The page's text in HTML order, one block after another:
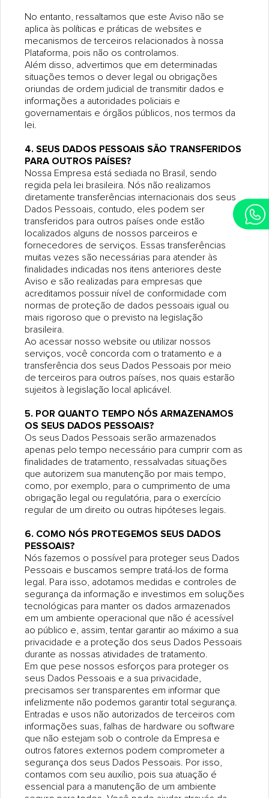
No entanto, ressaltamos que este Aviso não se
aplica às políticas e práticas de websites e
mecanismos de terceiros relacionados à nossa
Plataforma, pois não os controlamos.
Além disso, advertimos que em determinadas
situações temos o dever legal ou obrigações
oriundas de ordem judicial de transmitir dados e
informações a autoridades policiais e
governamentais e órgãos públicos, nos termos da
lei.
4. SEUS DADOS PESSOAIS SÃO TRANSFERIDOS
PARA OUTROS PAÍSES?
Nossa Empresa está sediada no Brasil, sendo
regida pela lei brasileira. Nós não realizamos
diretamente transferências internacionais dos seus
Dados Pessoais, contudo, eles podem ser
transferidos para outros países onde estão
localizados alguns de nossos parceiros e
fornecedores de serviços. Essas transferências
muitas vezes são necessárias para atender às
finalidades indicadas nos itens anteriores deste
Aviso e são realizadas para empresas que
acreditamos possuir nível de conformidade com
normas de proteção de dados pessoais igual ou
mais rigoroso que o previsto na legislação
brasileira.
Ao acessar nosso website ou utilizar nossos
serviços, você concorda com o tratamento e a
transferência dos seus Dados Pessoais por meio
de terceiros para outros países, nos quais estarão
sujeitos à legislação local aplicável.
5. POR QUANTO TEMPO NÓS ARMAZENAMOS
OS SEUS DADOS PESSOAIS?
Os seus Dados Pessoais serão armazenados
apenas pelo tempo necessário para cumprir com as
finalidades de tratamento, ressalvadas situações
que autorizem sua manutenção por mais tempo,
como, por exemplo, para o cumprimento de uma
obrigação legal ou regulatória, para o exercício
regular de um direito ou outras hipóteses legais.
6. COMO NÓS PROTEGEMOS SEUS DADOS
PESSOAIS?
Nós fazemos o possível para proteger seus Dados
Pessoais e buscamos sempre tratá-los de forma
legal. Para isso, adotamos medidas e controles de
segurança da informação e investimos em soluções
tecnológicas para manter os dados armazenados
em um ambiente operacional que não é acessível
ao público e, assim, tentar garantir ao máximo a sua
privacidade e a proteção dos seus Dados Pessoais
durante as nossas atividades de tratamento.
Em que pese nossos esforços para proteger os
seus Dados Pessoais e a sua privacidade,
precisamos ser transparentes em informar que
infelizmente não podemos garantir total segurança.
Entradas e usos não autorizados de terceiros com
informações suas, falhas de hardware ou software
que não estejam sob o controle da Empresa e
outros fatores externos podem comprometer a
segurança dos seus Dados Pessoais. Por isso,
contamos com seu auxílio, pois sua atuação é
essencial para a manutenção de um ambiente